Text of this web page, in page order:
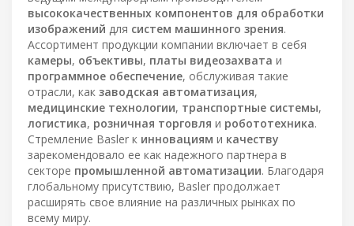
высококачественных компонентов для обработки
изображений для систем машинного зрения.
Ассортимент продукции компании включает в себя
камеры, объективы, платы видеозахвата и
программное обеспечение, обслуживая такие
отрасли, как заводская автоматизация,
медицинские технологии, транспортные системы,
логистика, розничная торговля и робототехника.
Стремление Basler к инновациям и качеству
зарекомендовало ее как надежного партнера в
секторе промышленной автоматизации. Благодаря
глобальному присутствию, Basler продолжает
расширять свое влияние на различных рынках по
всему миру.